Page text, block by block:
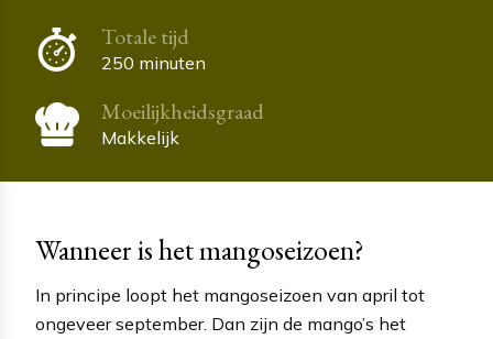
Totale tijd
250 minuten
Moeilijkheidsgraad
Makkelijk
Wanneer is het mangoseizoen?
In principe loopt het mangoseizoen van april tot
ongeveer september. Dan zijn de mango’s het